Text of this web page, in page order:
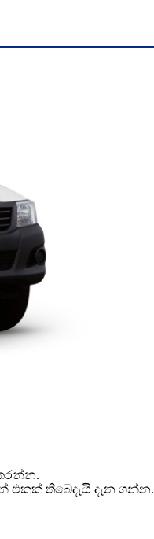
එකක් තිබේදැයි දැන ගන්න.